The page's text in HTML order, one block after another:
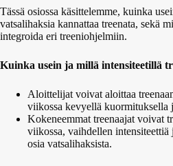
Tässä osiossa käsittelemme, kuinka
vatsalihaksia kannattaa treenata, sekä
integroida eri treeniohjelmiin.
Kuinka usein ja millä intensiteetillä
Aloittelijat voivat aloittaa
viikossa kevyellä kuormituksella
Kokeneemmat treenaajat voivat
viikossa, vaihdellen
osia vatsalihaksista.